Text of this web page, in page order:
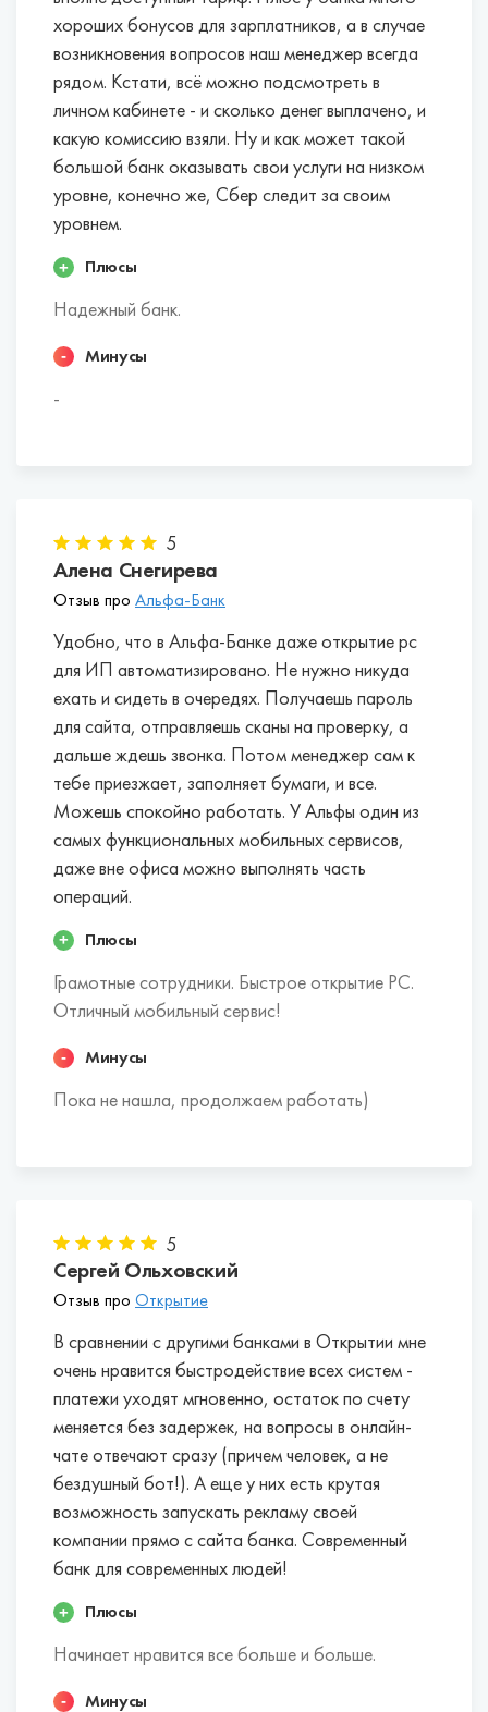
Лучшие банки для открытия расчетных
счетов ИП в Пензе:
Эти банки в совокупности факторов наиболее
выгодны для индивидуальных
предпринимателей.
Открытие.
Модульбанк.
Сфера.
Росбанк.
Промсвязьбанк.
ВТБ.
хороших бонусов для зарплатников, а в случае
возникновения вопросов наш менеджер всегда
рядом. Кстати, всё можно подсмотреть в
личном кабинете - и сколько денег выплачено, и
какую комиссию взяли. Ну и как может такой
большой банк оказывать свои услуги на низком
уровне, конечно же, Сбер следит за своим
уровнем.
Плюсы
Надежный банк.
Минусы
-
5
Алена Снегирева
Отзыв про Альфа-Банк
Удобно, что в Альфа-Банке даже открытие рс
для ИП автоматизировано. Не нужно никуда
ехать и сидеть в очередях. Получаешь пароль
для сайта, отправляешь сканы на проверку, а
дальше ждешь звонка. Потом менеджер сам к
тебе приезжает, заполняет бумаги, и все.
Можешь спокойно работать. У Альфы один из
самых функциональных мобильных сервисов,
даже вне офиса можно выполнять часть
операций.
Плюсы
Грамотные сотрудники. Быстрое открытие РС.
Отличный мобильный сервис!
Минусы
Пока не нашла, продолжаем работать)
5
Сергей Ольховский
Отзыв про Открытие
В сравнении с другими банками в Открытии мне
очень нравится быстродействие всех систем -
платежи уходят мгновенно, остаток по счету
меняется без задержек, на вопросы в онлайн-
чате отвечают сразу (причем человек, а не
бездушный бот!). А еще у них есть крутая
возможность запускать рекламу своей
компании прямо с сайта банка. Современный
банк для современных людей!
Плюсы
Начинает нравится все больше и больше.
Минусы